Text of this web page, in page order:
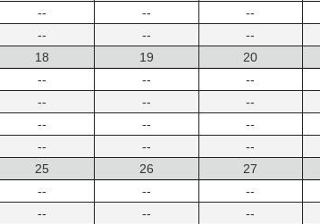
--
--
--
--
--
--
18
--
--
--
--
19
--
--
--
--
20
--
--
--
--
25
--
--
26
--
--
27
--
--